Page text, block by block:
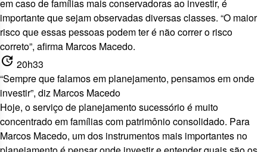
em caso de famílias mais conservadoras ao investir, é
importante que sejam observadas diversas classes. “O maior
risco que essas pessoas podem ter é não correr o risco
correto”, afirma Marcos Macedo.
update 20h33
“Sempre que falamos em planejamento, pensamos em onde
investir”, diz Marcos Macedo
Hoje, o serviço de planejamento sucessório é muito
concentrado em famílias com patrimônio consolidado. Para
Marcos Macedo, um dos instrumentos mais importantes no